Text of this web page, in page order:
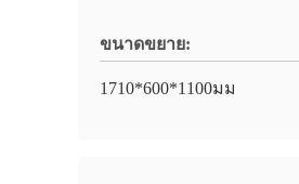
ขนาดขยาย:
1710*600*1100มม